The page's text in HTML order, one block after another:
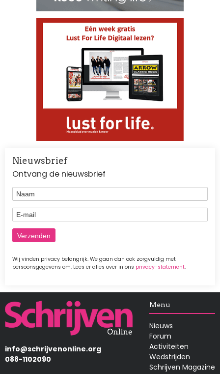
Nieuwsbrief
Ontvang de nieuwsbrief
Naam
E-mail
Wij vinden privacy belangrijk. We gaan dan ook zorgvuldig met
persoonsgegevens om. Lees er alles over in ons privacy-statement.
Afbeelding
info@schrijvenonline.org
088-1102090
Menu
Nieuws
Forum
Activiteiten
Wedstrijden
Schrijven Magazine